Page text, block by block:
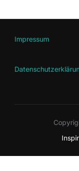
Impressum